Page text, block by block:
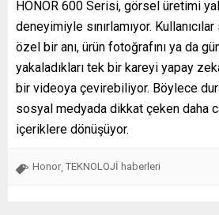
HONOR 600 Serisi, görsel üretimi
deneyimiyle sınırlamıyor.
özel bir anı, ürün fotoğrafını ya da
yakaladıkları tek bir kareyi yapay
bir videoya çevirebiliyor. Böylece
sosyal medyada dikkat çeken daha
içeriklere dönüşüyor.
Honor TEKNOLOJİ haberleri